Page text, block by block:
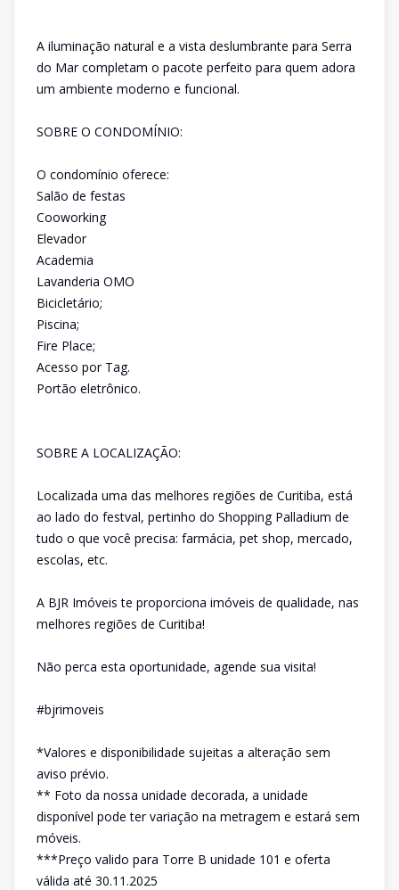
A iluminação natural e a vista deslumbrante para Serra
do Mar completam o pacote perfeito para quem adora
um ambiente moderno e funcional.
SOBRE O CONDOMÍNIO:
O condomínio oferece:
Salão de festas
Cooworking
Elevador
Academia
Lavanderia OMO
Bicicletário;
Piscina;
Fire Place;
Acesso por Tag.
Portão eletrônico.
SOBRE A LOCALIZAÇÃO:
Localizada uma das melhores regiões de Curitiba, está
ao lado do festval, pertinho do Shopping Palladium de
tudo o que você precisa: farmácia, pet shop, mercado,
escolas, etc.
A BJR Imóveis te proporciona imóveis de qualidade, nas
melhores regiões de Curitiba!
Não perca esta oportunidade, agende sua visita!
#bjrimoveis
*Valores e disponibilidade sujeitas a alteração sem
aviso prévio.
** Foto da nossa unidade decorada, a unidade
disponível pode ter variação na metragem e estará sem
móveis.
***Preço valido para Torre B unidade 101 e oferta
válida até 30.11.2025